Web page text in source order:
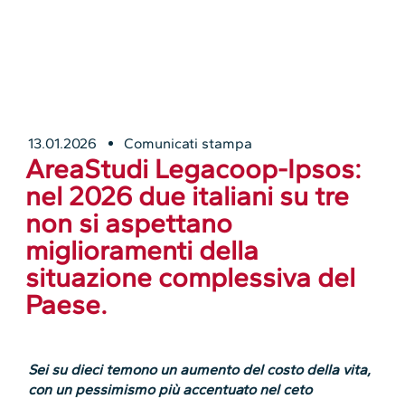
13.01.2026 Comunicati stampa
AreaStudi Legacoop-Ipsos:
nel 2026 due italiani su tre
non si aspettano
miglioramenti della
situazione complessiva del
Paese.
Sei su dieci temono un aumento del costo della vita,
con un pessimismo più accentuato nel ceto